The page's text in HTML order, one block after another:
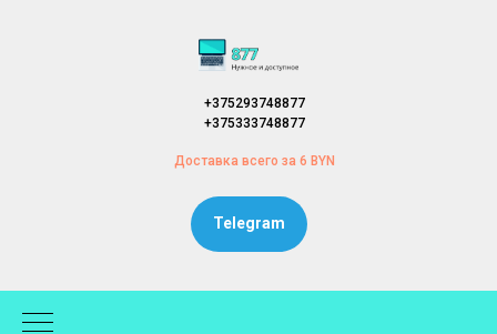
+375293748877
+375333748877
Доставка всего за 6 BYN
Telegram